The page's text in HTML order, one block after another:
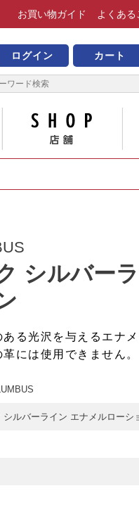
お買い物ガイド よくある
専門店 ビッグ
ログイン カート
サイズについて
シルバー
る光沢を与えるエナ
には使用できません。
シルバーライン エナメルローシ